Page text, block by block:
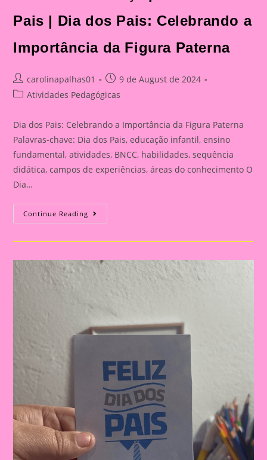
Pais:
Celebrando
Importância
Da
Pais | Dia dos Pais: Celebrando a
Importância da Figura Paterna
Post
author:
carolinapalhas01
Post
published:
9 de August de 2024
PostAtividades Pedagógicas
Dia dos Pais: Celebrando a Importância da Figura Paterna
Palavras-chave: Dia dos Pais, educação infantil, ensino
fundamental, atividades, BNCC, habilidades, sequência
didática, campos de experiências, áreas do conhecimento O
Dia…
Continue Reading Cartão
Lembrança
O
Pais
Dia
Pais:
Celebrando
Importância
Da
Figura